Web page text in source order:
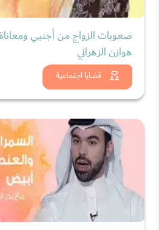
قضايا اجتماعية
صعوبات الزواج من أجنبي
هوازن الزهراني
شاهد الان